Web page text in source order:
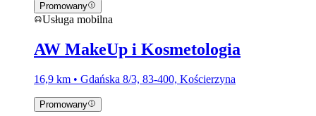
Promowany
Usługa mobilna
AW MakeUp i Kosmetologia
16,9 km • Gdańska 8/3, 83-400, Kościerzyna
Promowany